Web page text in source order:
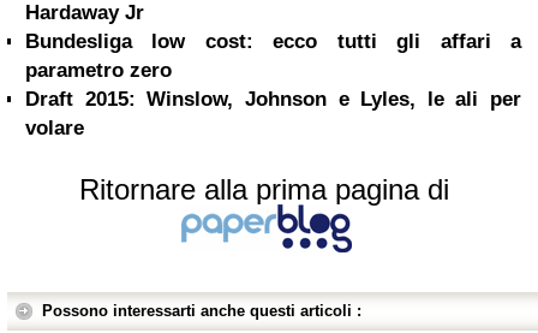
Hardaway Jr
Bundesliga low cost: ecco tutti gli affari a
parametro zero
Draft 2015: Winslow, Johnson e Lyles, le ali per
volare
Ritornare alla prima pagina di
Possono interessarti anche questi articoli :